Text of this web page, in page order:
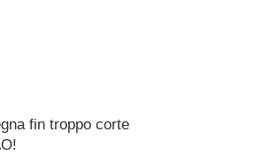
fin troppo corte